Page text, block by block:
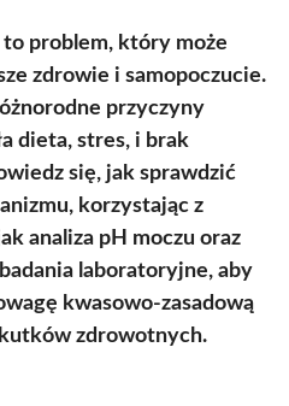
problem, który może
zdrowie i samopoczucie.
przyczyny
dieta, stres, i brak
się, jak sprawdzić
korzystając z
analiza pH moczu oraz
laboratoryjne, aby
kwasowo-zasadową
zdrowotnych.